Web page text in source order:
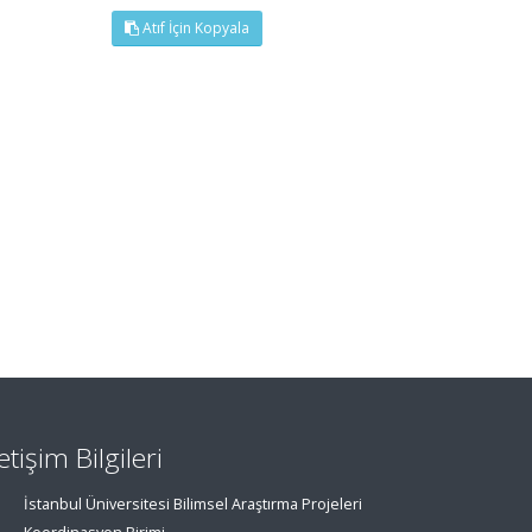
Atıf İçin Kopyala
Bilgileri
İstanbul Üniversitesi Bilimsel Araştırma Projeleri